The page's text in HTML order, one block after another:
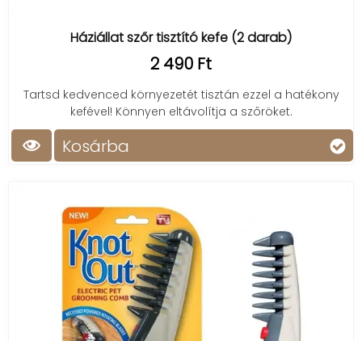
Háziállat szőr tisztító kefe (2 darab)
2 490 Ft
Tartsd kedvenced környezetét tisztán ezzel a hatékony
kefével! Könnyen eltávolítja a szőröket.
Kosárba